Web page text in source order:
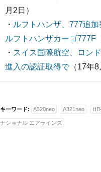
月2日）
・ ルフトハンザ、777追
ルフトハンザカーゴ777F
・ スイス国際航空、ロン
進入の認証取得で（17年8
キーワード: A320neo A321neo
ナショナル エアラインズ